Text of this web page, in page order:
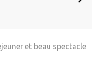
et beau spectacle